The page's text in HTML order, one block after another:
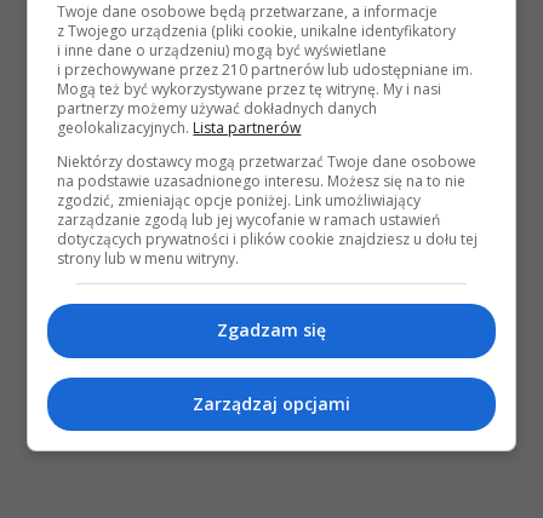
Twoje dane osobowe będą przetwarzane, a informacje
z Twojego urządzenia (pliki cookie, unikalne identyfikatory
i inne dane o urządzeniu) mogą być wyświetlane
i przechowywane przez 210 partnerów lub udostępniane im.
Mogą też być wykorzystywane przez tę witrynę. My i nasi
partnerzy możemy używać dokładnych danych
geolokalizacyjnych. Lista partnerów
Niektórzy dostawcy mogą przetwarzać Twoje dane osobowe
na podstawie uzasadnionego interesu. Możesz się na to nie
zgodzić, zmieniając opcje poniżej. Link umożliwiający
zarządzanie zgodą lub jej wycofanie w ramach ustawień
dotyczących prywatności i plików cookie znajdziesz u dołu tej
strony lub w menu witryny.
Zgadzam się
Zarządzaj opcjami